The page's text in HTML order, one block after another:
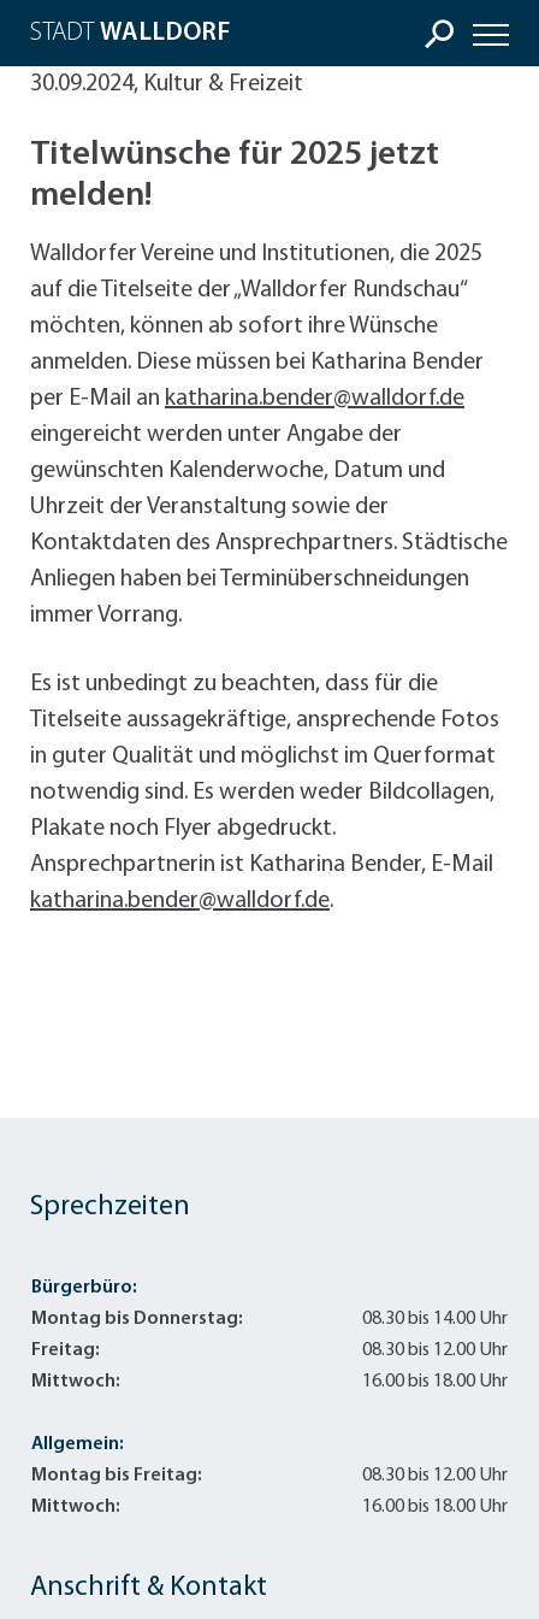
STADT WALLDORF
30.09.2024, Kultur & Freizeit
Titelwünsche für 2025 jetzt
melden!
Walldorfer Vereine und Institutionen, die 2025
auf die Titelseite der „Walldorfer Rundschau“
möchten, können ab sofort ihre Wünsche
anmelden. Diese müssen bei Katharina Bender
per E-Mail an katharina.bender@walldorf.de
eingereicht werden unter Angabe der
gewünschten Kalenderwoche, Datum und
Uhrzeit der Veranstaltung sowie der
Kontaktdaten des Ansprechpartners. Städtische
Anliegen haben bei Terminüberschneidungen
immer Vorrang.
Es ist unbedingt zu beachten, dass für die
Titelseite aussagekräftige, ansprechende Fotos
in guter Qualität und möglichst im Querformat
notwendig sind. Es werden weder Bildcollagen,
Plakate noch Flyer abgedruckt.
Ansprechpartnerin ist Katharina Bender, E-Mail
katharina.bender@walldorf.de.
Anschrift & Kontakt
Sprechzeiten
Bürgerbüro:
Montag bis Donnerstag:
08.30 bis 14.00 Uhr
Freitag:
08.30 bis 12.00 Uhr
Mittwoch:
16.00 bis 18.00 Uhr
Allgemein:
Montag bis Freitag:
08.30 bis 12.00 Uhr
Mittwoch:
16.00 bis 18.00 Uhr